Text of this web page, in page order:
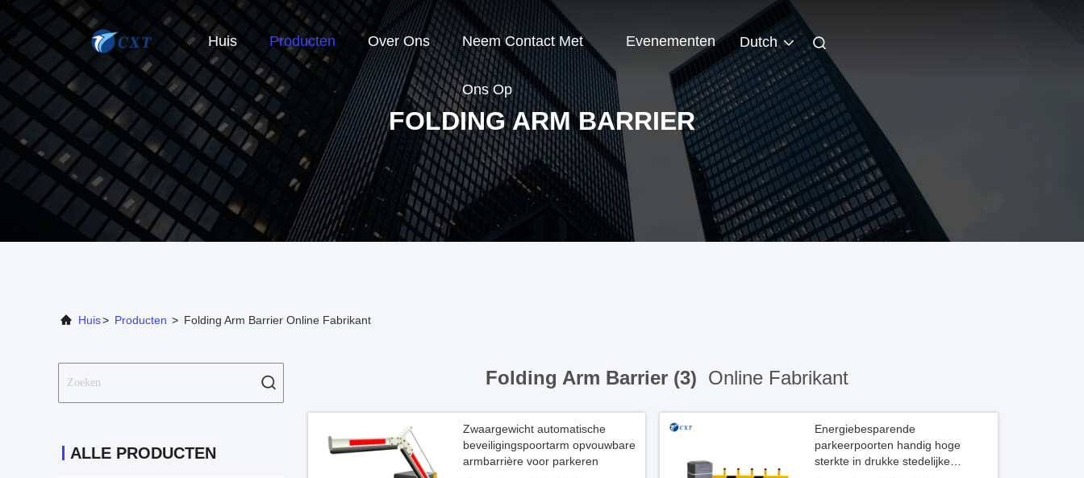
Huis Producten Over Ons Neem Contact Met
Ons Op
Evenementen Dutch
FOLDING ARM BARRIER
Huis> Producten > Folding Arm Barrier Online Fabrikant
ALLE PRODUCTEN
Folding Arm Barrier (3) Online Fabrikant
Zwaargewicht automatische
beveiligingspoortarm opvouwbare
armbarrière voor parkeren
Energiebesparende
parkeerpoorten handig hoge
sterkte in drukke stedelijke